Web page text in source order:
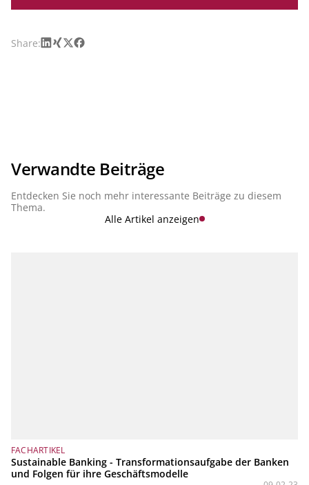
Share:LinkedIn
Xing
X Facebook
Verwandte Beiträge
Entdecken Sie noch mehr interessante Beiträge zu diesem
Thema.
Alle Artikel anzeigen
FACHARTIKEL
Sustainable Banking - Transformationsaufgabe der Banken
und Folgen für ihre Geschäftsmodelle